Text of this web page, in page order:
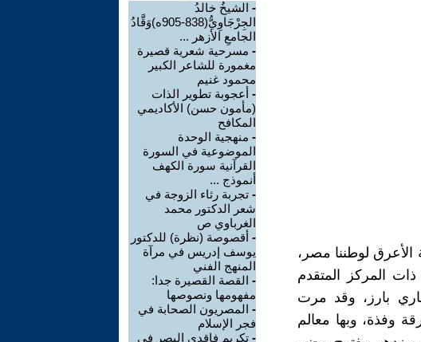
لوطننا مصر،
ذات المركز المتقدم
بارز، وقد مرت
وفذة، وبها معالم
- الشيخُ خالدُ
الجِرْجَاوِيُّ(838-905ه)وَقَّادُ
الجامعِ الأزهر ...
- مسرحية شعرية قصيرة
مغمورة للشاعر الكبير
محمود غنيم
- أعجوبة تطوير الذات
(مأمون حسن) الأكاديمي
المكافح
- منهجية الوحدة
الموضوعية في السورة
القرآنية سورة الكهف
أنموذج ...
- تجربة رثاء الزوجة في
شعر الدكتور محمد
الغرباوي ص
- أقصوصة (نظرة) للدكتور
يوسف إدريس في مرآة
المنهج الفني
- القصة القصيرة جدا:
مفهومها ونصوصها
- المصريون الصحابة في
فجر الإسلام
- تكريم فاقدي البصر في